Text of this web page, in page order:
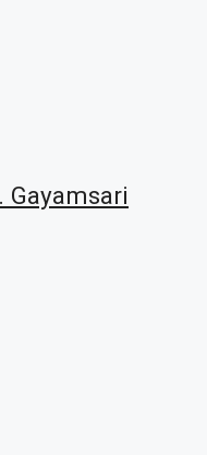
Gayamsari